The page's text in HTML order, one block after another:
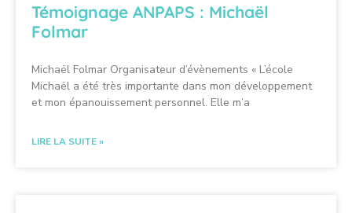
Témoignage ANPAPS : Michaël
Folmar
Michaël Folmar Organisateur d’évènements « L’école
Michaël a été très importante dans mon développement
et mon épanouissement personnel. Elle m’a
LIRE LA SUITE »